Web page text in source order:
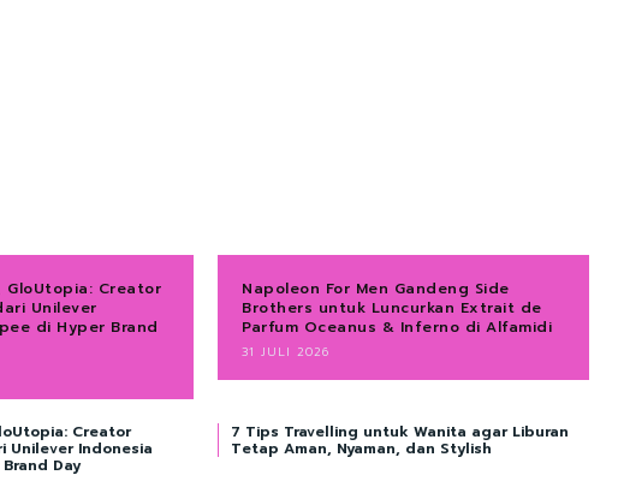
GloUtopia: Creator
Unilever
di Hyper Brand
Napoleon For Men Gandeng Side
Brothers untuk Luncurkan Extrait de
Parfum Oceanus & Inferno di Alfamidi
31 JULI 2026
Creator
Unilever Indonesia
Day
7 Tips Travelling untuk Wanita agar Liburan
Tetap Aman, Nyaman, dan Stylish